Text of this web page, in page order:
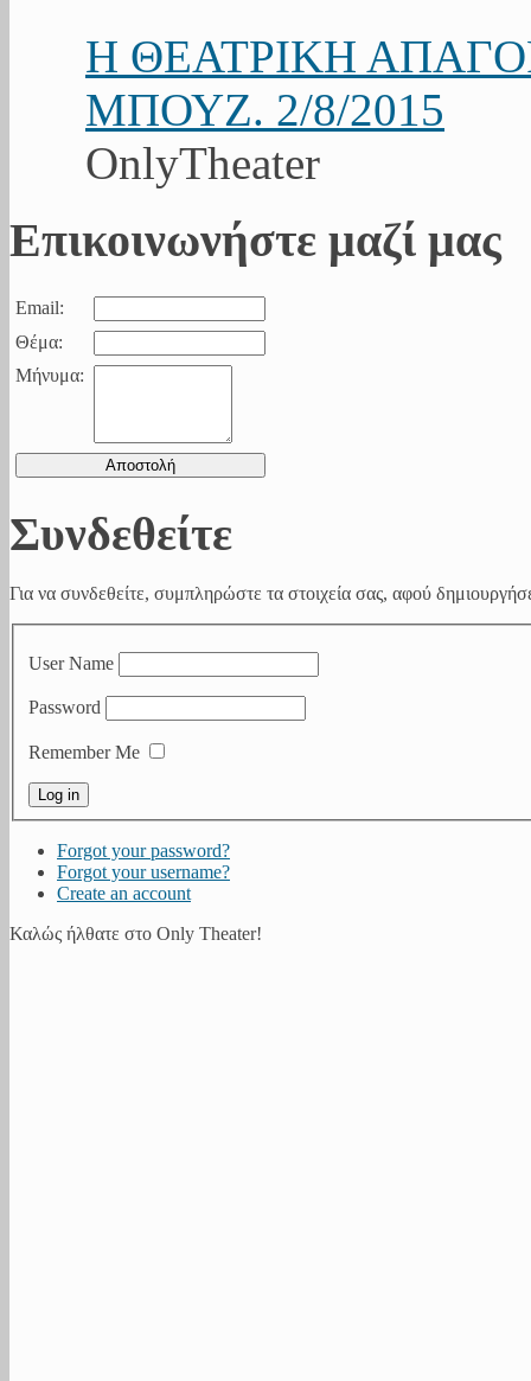
Η ΘΕΑΤΡΙΚΗ
ΜΠΟΥΖ. 2/8/2015
OnlyTheater
Επικοινωνήστε μαζί μας
Email:
Θέμα:
Μήνυμα:
Συνδεθείτε
Για να συνδεθείτε, συμπληρώστε τα στοιχεία σας, αφού
User Name
Password
Remember Me
Forgot your password?
Forgot your username?
Create an account
Καλώς ήλθατε στο Only Theater!